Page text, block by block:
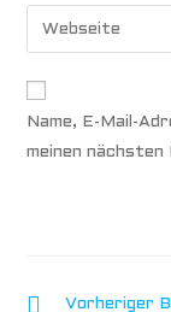
Name, E-Mail-
meinen nächsten
Vorheriger